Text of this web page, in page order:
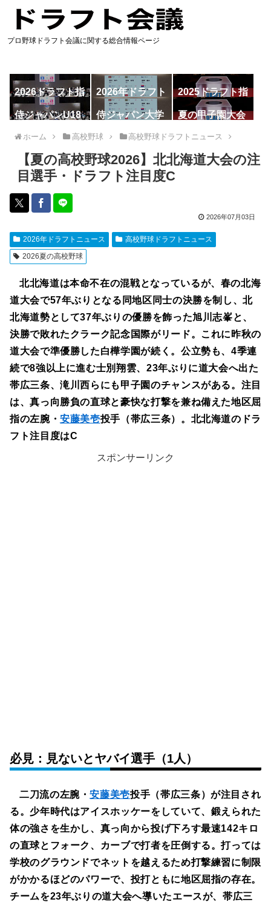
プロ野球ドラフト会議に関する総合情報ページ
2026ドラフト指
名予想
2026年ドラフト
候補
2025ドラフト指
名一覧
侍ジャパンU18
代表
侍ジャパン大学
代表
夏の甲子園大会
ホーム 高校野球 高校野球ドラフトニュース
【夏の高校野球2026】北北海道大会の注
目選手・ドラフト注目度C
2026年07月03日
2026年ドラフトニュース
高校野球ドラフトニュース
2026夏の高校野球
北北海道は本命不在の混戦となっているが、春の北海
道大会で57年ぶりとなる同地区同士の決勝を制し、北
北海道勢として37年ぶりの優勝を飾った旭川志峯と、
決勝で敗れたクラーク記念国際がリード。これに昨秋の
道大会で準優勝した白樺学園が続く。公立勢も、4季連
続で8強以上に進む士別翔雲、23年ぶりに道大会へ出た
帯広三条、滝川西らにも甲子園のチャンスがある。注目
は、真っ向勝負の直球と豪快な打撃を兼ね備えた地区屈
指の左腕・安藤美壱投手（帯広三条）。北北海道のドラ
フト注目度はC
スポンサーリンク
必見：見ないとヤバイ選手（1人）
二刀流の左腕・安藤美壱投手（帯広三条）が注目され
る。少年時代はアイスホッケーをしていて、鍛えられた
体の強さを生かし、真っ向から投げ下ろす最速142キロ
の直球とフォーク、カーブで打者を圧倒する。打っては
学校のグラウンドでネットを越えるため打撃練習に制限
がかかるほどのパワーで、投打ともに地区屈指の存在。
チームを23年ぶりの道大会へ導いたエースが、帯広三